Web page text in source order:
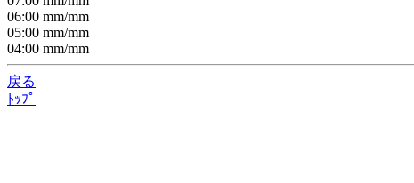
06:00 mm/mm
05:00 mm/mm
04:00 mm/mm
戻る
ﾄｯﾌﾟ